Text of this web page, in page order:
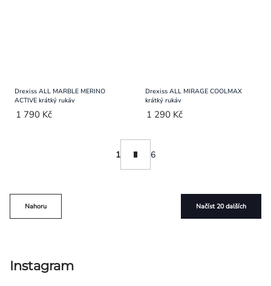
Drexiss ALL MARBLE MERINO
ACTIVE krátký rukáv
1 790 Kč
Drexiss ALL MIRAGE COOLMAX
krátký rukáv
1 290 Kč
Načíst 20 dalších
1 6
Nahoru
Instagram